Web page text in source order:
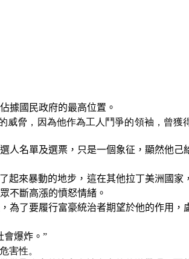
據國民政府的最高位置。
脅，因為他作為工人鬥爭的領袖，曾獲
人名單及選票，只是一個象征，顯然他己
起來暴動的地步，這在其他拉丁美洲國家
不斷高漲的憤怒情緒。
為了要履行富豪統治者期望於他的作用，
會爆炸。”
害性。